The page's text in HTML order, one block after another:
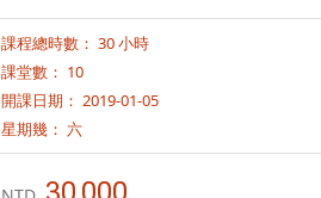
課程總時數： 30 小時
課堂數： 10
開課日期： 2019-01-05
星期幾： 六